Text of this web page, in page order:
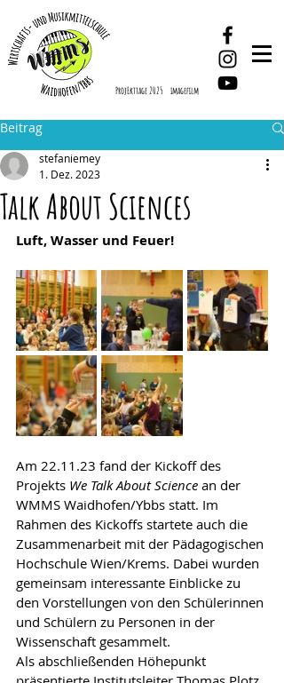
imagefilm
ProjEkttage 2025
Beitrag
Talk About Sciences
stefaniemey
1. Dez. 2023
Luft, Wasser und Feuer!
Am 22.11.23 fand der Kickoff des
Projekts We Talk About Science an der
WMMS Waidhofen/Ybbs statt. Im
Rahmen des Kickoffs startete auch die
Zusammenarbeit mit der Pädagogischen
Hochschule Wien/Krems. Dabei wurden
gemeinsam interessante Einblicke zu
den Vorstellungen von den Schülerinnen
und Schülern zu Personen in der
Wissenschaft gesammelt.
Als abschließenden Höhepunkt